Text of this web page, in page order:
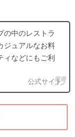
の中のレストラ
ジュアルなお料
ィなどにもご利
公式サイト